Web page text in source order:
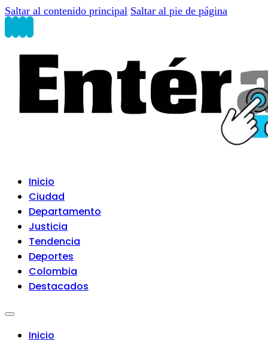
Saltar al contenido principal Saltar al pie de página
Inicio
Ciudad
Departamento
Justicia
Tendencia
Deportes
Colombia
Destacados
Inicio